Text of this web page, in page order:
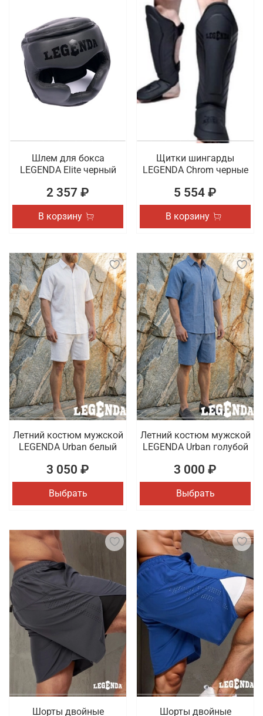
Шлем для бокса
LEGENDA Elite черный
2 357 ₽
В корзину
Щитки шингарды
LEGENDA Chrom черные
5 554 ₽
В корзину
Летний костюм мужской
LEGENDA Urban белый
3 050 ₽
Выбрать
Летний костюм мужской
LEGENDA Urban голубой
3 000 ₽
Выбрать
Шорты двойные Шорты двойные